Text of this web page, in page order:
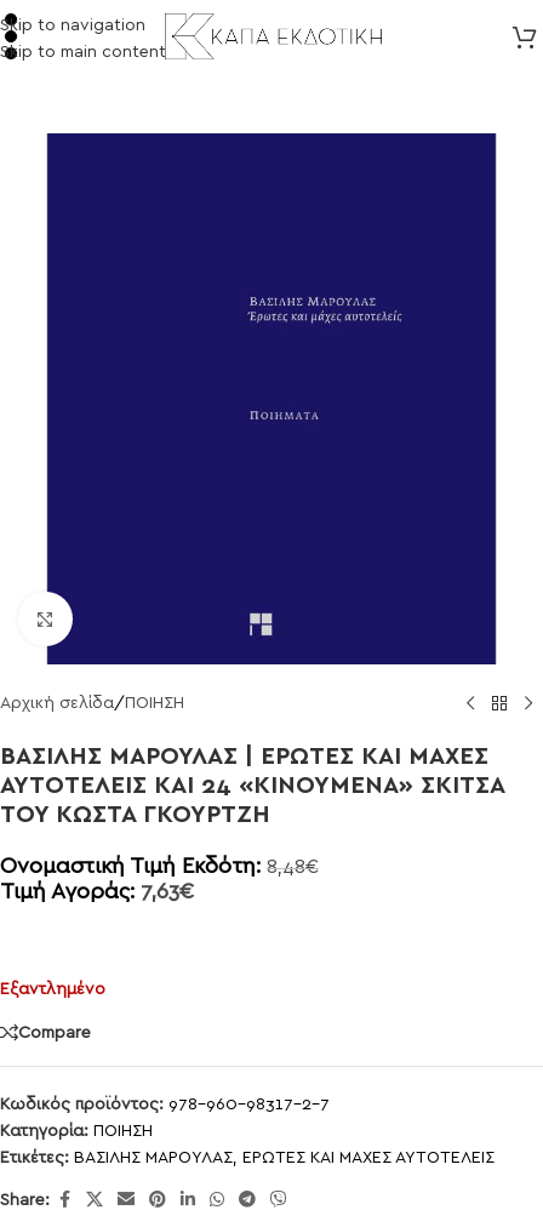
Skip to navigation
Skip to main content
Click to enlarge
Αρχική σελίδα/ ΠΟΙΗΣΗ
ΒΑΣΙΛΗΣ ΜΑΡΟΥΛΑΣ | ΕΡΩΤΕΣ ΚΑΙ ΜΑΧΕΣ
ΑΥΤΟΤΕΛΕΙΣ ΚΑΙ 24 «ΚΙΝΟΥΜΕΝΑ» ΣΚΙΤΣΑ
ΤΟΥ ΚΩΣΤΑ ΓΚΟΥΡΤΖΗ
Ονομαστική Τιμή Εκδότη: 8,48€
Τιμή Αγοράς: 7,63€
Εξαντλημένο
Compare
Κωδικός προϊόντος: 978-960-98317-2-7
Κατηγορία: ΠΟΙΗΣΗ
Ετικέτες: ΒΑΣΙΛΗΣ ΜΑΡΟΥΛΑΣ, ΕΡΩΤΕΣ ΚΑΙ ΜΑΧΕΣ ΑΥΤΟΤΕΛΕΙΣ
Share: